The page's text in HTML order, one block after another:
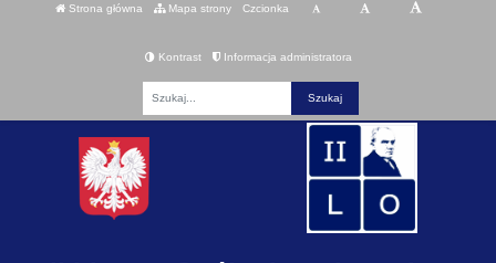
Strona główna Mapa strony Czcionka
Kontrast Informacja administratora